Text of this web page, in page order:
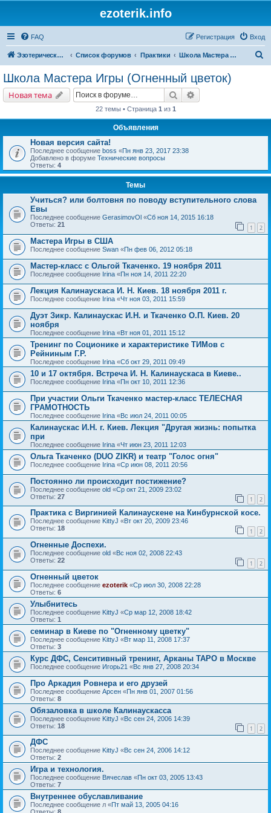
ezoterik.info
FAQ Вход
Регистрация
Эзотерический сайт Список форумов Практики Школа Мастера Игры (Огненный цветок)
Школа Мастера Игры (Огненный цветок)
Новая тема Поиск
22 темы • Страница 1 из 1
Объявления
Новая версия сайта!
Последнее сообщение boss «Пн янв 23, 2017 23:38
Добавлено в форуме Технические вопросы
Ответы: 4
Темы
Учиться? или болтовня по поводу вступительного слова
Евы
Последнее сообщение GerasimovOl «Сб ноя 14, 2015 16:18
Ответы: 21 1 2
Мастера Игры в США
Последнее сообщение Swan «Пн фев 06, 2012 05:18
Мастер-класс с Ольгой Ткаченко. 19 ноября 2011
Последнее сообщение Irina «Пн ноя 14, 2011 22:20
Лекция Калинаускаса И. Н. Киев. 18 ноября 2011 г.
Последнее сообщение Irina «Чт ноя 03, 2011 15:59
Дуэт Зикр. Калинаускас И.Н. и Ткаченко О.П. Киев. 20
ноября
Последнее сообщение Irina «Вт ноя 01, 2011 15:12
Тренинг по Соционике и характеристике ТИМов с
Рейниным Г.Р.
Последнее сообщение Irina «Сб окт 29, 2011 09:49
10 и 17 октября. Встреча И. Н. Калинаускаса в Киеве..
Последнее сообщение Irina «Пн окт 10, 2011 12:36
При участии Ольги Ткаченко мастер-класс ТЕЛЕСНАЯ
ГРАМОТНОСТЬ
Последнее сообщение Irina «Вс июл 24, 2011 00:05
Калинаускас И.Н. г. Киев. Лекция "Другая жизнь: попытка
при
Последнее сообщение Irina «Чт июн 23, 2011 12:03
Ольга Ткаченко (DUO ZIKR) и театр "Голос огня"
Последнее сообщение Irina «Ср июн 08, 2011 20:56
Постоянно ли происходит постижение?
Последнее сообщение old «Ср окт 21, 2009 23:02
Ответы: 27 1 2
Практика с Виргинией Калинаускене на Кинбурнской косе.
Последнее сообщение KittyJ «Вт окт 20, 2009 23:46
Ответы: 18 1 2
Огненные Доспехи.
Последнее сообщение old «Вс ноя 02, 2008 22:43
Ответы: 22 1 2
Огненный цветок
Последнее сообщение ezoterik «Ср июл 30, 2008 22:28
Ответы: 6
Улыбнитесь
Последнее сообщение KittyJ «Ср мар 12, 2008 18:42
Ответы: 1
семинар в Киеве по "Огненному цветку"
Последнее сообщение KittyJ «Вт мар 11, 2008 17:37
Ответы: 3
Курс ДФС, Сенситивный тренинг, Арканы ТАРО в Москве
Последнее сообщение Игорь21 «Вс янв 27, 2008 20:34
Про Аркадия Ровнера и его друзей
Последнее сообщение Арсен «Пн янв 01, 2007 01:56
Ответы: 8
Обязаловка в школе Калинаускасса
Последнее сообщение KittyJ «Вс сен 24, 2006 14:39
Ответы: 18 1 2
ДФС
Последнее сообщение KittyJ «Вс сен 24, 2006 14:12
Ответы: 2
Игра и технология.
Последнее сообщение Вячеслав «Пн окт 03, 2005 13:43
Ответы: 7
Внутреннее обуславливание
Последнее сообщение л «Пт май 13, 2005 04:16